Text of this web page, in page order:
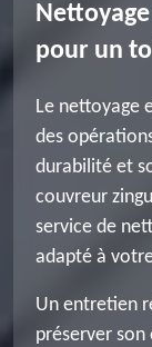
pour un
Le nettoyage
des
durabilité et
couvreur
service de
adapté à
Un entretien
préserver